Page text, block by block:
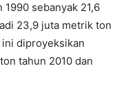
sebanyak 21,6
23,9 juta metrik ton
ini diproyeksikan
tahun 2010 dan